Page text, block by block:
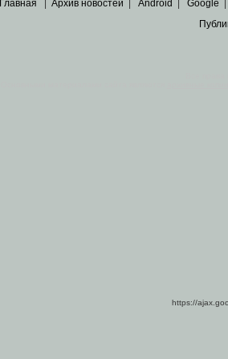
Главная Архив новостей Android Google
https://